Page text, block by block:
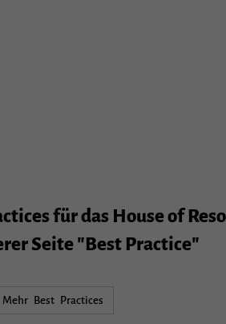
für das House of
Seite "Best Practice"
Mehr Best Practices